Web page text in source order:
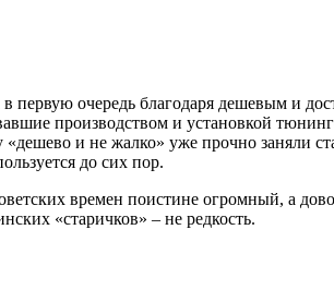
первую очередь благодаря дешевым и
производством и установкой
и не жалко» уже прочно заняли
до сих пор.
времен поистине огромный, а
«старичков» – не редкость.